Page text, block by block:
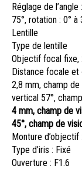
Réglage de
75°, rotation : 0° à
Lentille
Type de lentille
Objectif focal fixe,
Distance focale et
2,8 mm, champ
vertical 57°,
4 mm, champ de
45°, champ de
Monture d’objectif
Type d’iris : Fixé
Ouverture : F1.6